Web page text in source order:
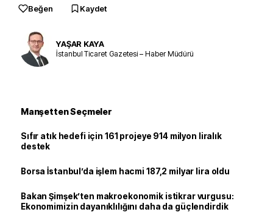
Beğen Kaydet
YAŞAR KAYA
İstanbul Ticaret Gazetesi – Haber Müdürü
Manşetten Seçmeler
Sıfır atık hedefi için 161 projeye 914 milyon liralık
destek
Borsa İstanbul’da işlem hacmi 187,2 milyar lira oldu
Bakan Şimşek’ten makroekonomik istikrar vurgusu:
Ekonomimizin dayanıklılığını daha da güçlendirdik